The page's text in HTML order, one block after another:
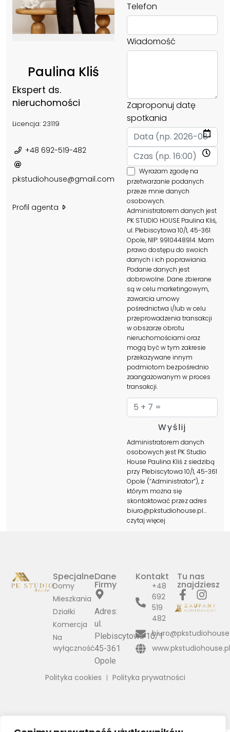
Paulina Kliś
Ekspert ds.
nieruchomości
Licencja: 23119
+48 692-519-482
pkstudiohouse@gmail.com
Profil agenta
Telefon
Wiadomość
Zaproponuj datę
spotkania
Wyrażam zgodę na
przetwarzanie podanych
przeze mnie danych
osobowych.
Administratorem danych jest
PK STUDIO HOUSE Paulina Kliś,
ul. Plebiscytowa 10/1, 45-361
Opole, NIP: 9910448914. Mam
prawo dostępu do swoich
danych i ich poprawiania.
Podanie danych jest
dobrowolne. Dane zbierane
są w celu marketingowym,
zawarcia umowy
pośrednictwa i/lub w celu
przeprowadzenia transakcji
w obszarze obrotu
nieruchomościami oraz
mogą być w tym zakresie
przekazywane innym
podmiotom bezpośrednio
zaangażowanym w proces
transakcji.
Administratorem danych
osobowych jest PK Studio
House Paulina Kliś z siedzibą
przy Plebiscytowa 10/1, 45-361
Opole (“Administrator”), z
którym można się
skontaktować przez adres
biuro@pkstudiohouse.pl…
czytaj więcej
Specjalne
Domy
Mieszkania
Działki
Komercja
Na
wyłączność
Dane
Firmy
Adres:
ul.
Plebiscytowa 10/1
45-361
Opole
Kontakt
+48
692
519
482
Tu nas
znajdziesz
Polityka cookies Polityka prywatności